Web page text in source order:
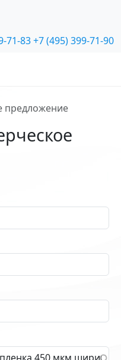
71-83+7 (495) 399-71-90
предложение